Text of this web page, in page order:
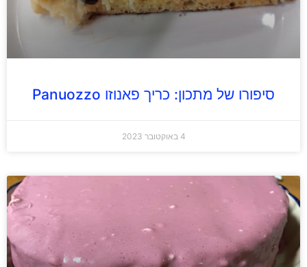
סיפורו של מתכון: כריך פאנוזו Panuozzo
4 באוקטובר 2023